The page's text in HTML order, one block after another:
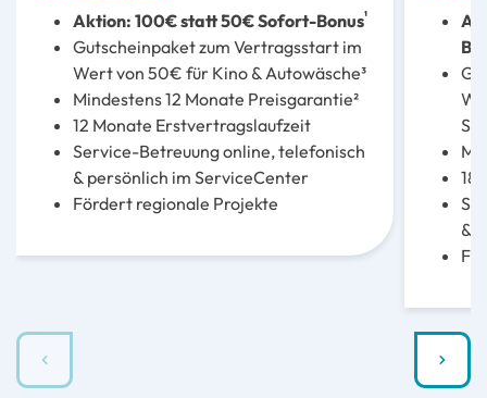
Aktion: 100€ statt 50€ Sofort-Bonus¹
Gutscheinpaket zum Vertragsstart im
Wert von 50€ für Kino & Autowäsche³
Mindestens 12 Monate Preisgarantie²
12 Monate Erstvertragslaufzeit
Service-Betreuung online, telefonisch
& persönlich im ServiceCenter
Fördert regionale Projekte
18
&